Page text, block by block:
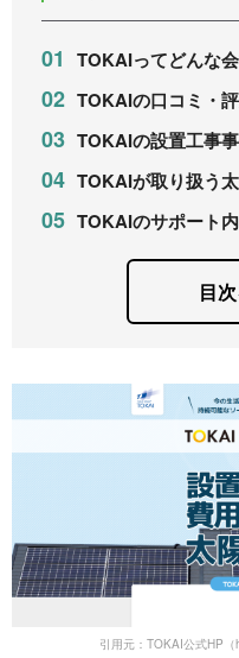
TOKAIってどんな
TOKAIの口コミ・
TOKAIの設置工事
TOKAIが取り扱う
TOKAIのサポート
目
引用元：TOKAI公式HP